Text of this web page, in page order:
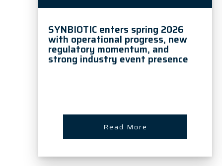
SYNBIOTIC enters spring 2026
with operational progress, new
regulatory momentum, and
strong industry event presence
Read More